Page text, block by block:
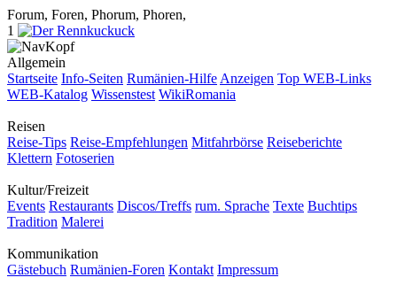
Forum, Foren, Phorum, Phoren,
1
Allgemein
Startseite Info-Seiten Rumänien-Hilfe Anzeigen Top WEB-Links
WEB-Katalog Wissenstest WikiRomania
Reisen
Reise-Tips Reise-Empfehlungen Mitfahrbörse Reiseberichte
Klettern Fotoserien
Kultur/Freizeit
Events Restaurants Discos/Treffs rum. Sprache Texte Buchtips
Tradition Malerei
Kommunikation
Gästebuch Rumänien-Foren Kontakt Impressum